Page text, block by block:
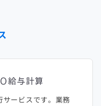
ービスです。業務